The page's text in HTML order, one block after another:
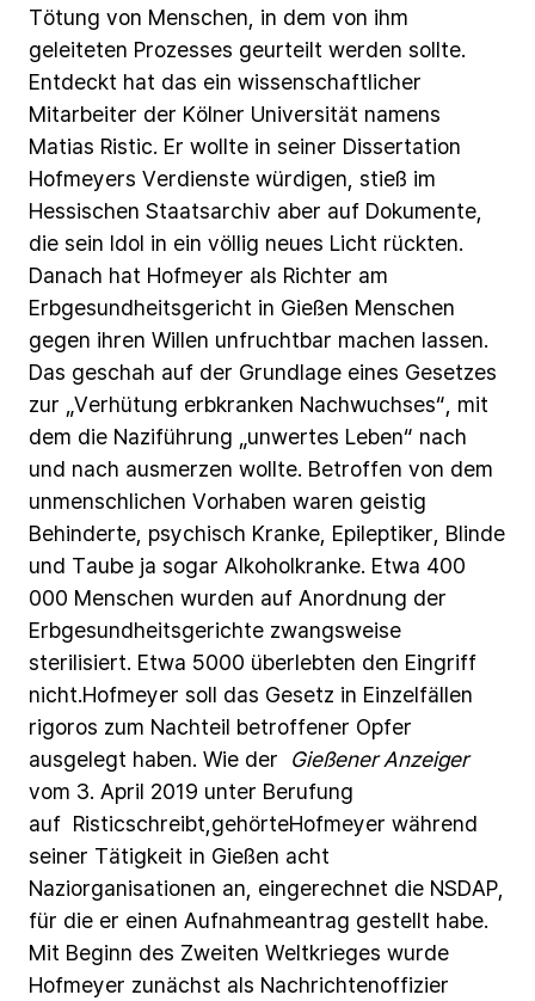
Tötung von Menschen, in dem von ihm
geleiteten Prozesses geurteilt werden sollte.
Entdeckt hat das ein wissenschaftlicher
Mitarbeiter der Kölner Universität namens
Matias Ristic. Er wollte in seiner Dissertation
Hofmeyers Verdienste würdigen, stieß im
Hessischen Staatsarchiv aber auf Dokumente,
die sein Idol in ein völlig neues Licht rückten.
Danach hat Hofmeyer als Richter am
Erbgesundheitsgericht in Gießen Menschen
gegen ihren Willen unfruchtbar machen lassen.
Das geschah auf der Grundlage eines Gesetzes
zur „Verhütung erbkranken Nachwuchses“, mit
dem die Naziführung „unwertes Leben“ nach
und nach ausmerzen wollte. Betroffen von dem
unmenschlichen Vorhaben waren geistig
Behinderte, psychisch Kranke, Epileptiker, Blinde
und Taube ja sogar Alkoholkranke. Etwa 400
000 Menschen wurden auf Anordnung der
Erbgesundheitsgerichte zwangsweise
sterilisiert. Etwa 5000 überlebten den Eingriff
nicht.Hofmeyer soll das Gesetz in Einzelfällen
rigoros zum Nachteil betroffener Opfer
ausgelegt haben. Wie der Gießener Anzeiger
vom 3. April 2019 unter Berufung
auf Risticschreibt,gehörteHofmeyer während
seiner Tätigkeit in Gießen acht
Naziorganisationen an, eingerechnet die NSDAP,
für die er einen Aufnahmeantrag gestellt habe.
Mit Beginn des Zweiten Weltkrieges wurde
Hofmeyer zunächst als Nachrichtenoffizier